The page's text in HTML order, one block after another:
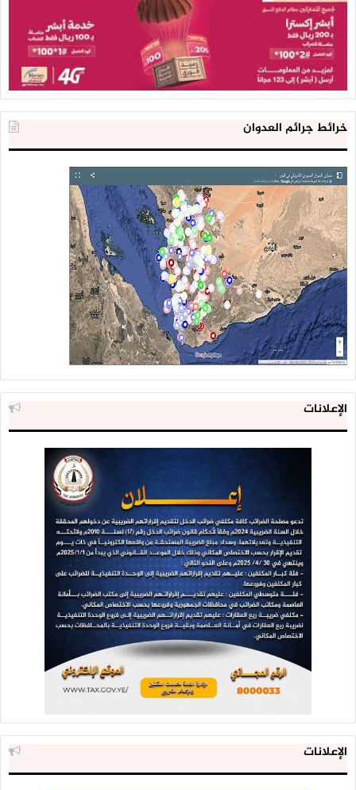
خرائط جرائم العدوان
الإعلانات
الإعلانات